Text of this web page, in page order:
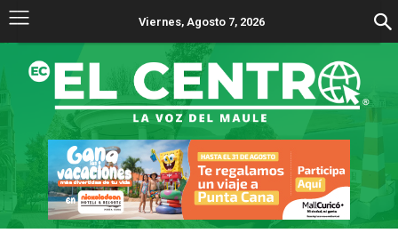
Viernes, Agosto 7, 2026